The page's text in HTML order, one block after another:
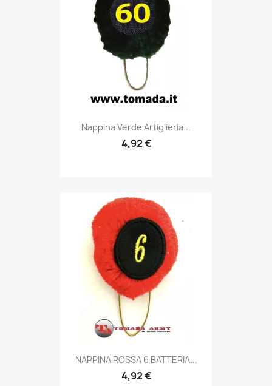
Anteprima
Nappina Verde Artiglieria...
4,92 €
Anteprima
NAPPINA ROSSA 6 BATTERIA...
4,92 €